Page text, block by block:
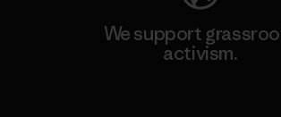
We support
activism.